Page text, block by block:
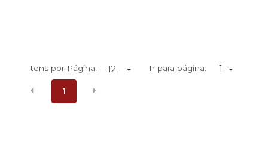
Itens por Página: Ir para página: 1
1